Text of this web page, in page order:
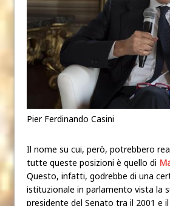
Pier Ferdinando Casini
Il nome su cui, però, potrebbero
tutte queste posizioni è quello di
Questo, infatti, godrebbe di una
istituzionale in parlamento vista la
presidente del Senato tra il 2001 e